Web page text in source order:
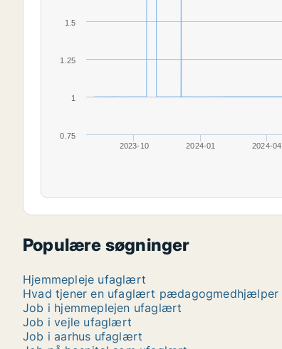
2023-10 2024-01 2024-04
1
0.75
1.25
1.5
Populære søgninger
Hjemmepleje ufaglært
Hvad tjener en ufaglært pædagogmedhjælper
Job i hjemmeplejen ufaglært
Job i vejle ufaglært
Job i aarhus ufaglært